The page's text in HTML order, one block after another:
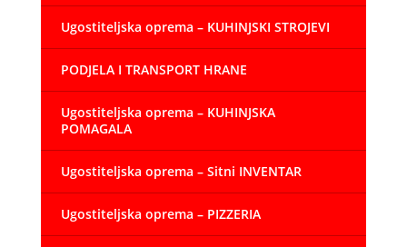
Ugostiteljska oprema – KUHINJSKI STROJEVI
PODJELA I TRANSPORT HRANE
Ugostiteljska oprema – KUHINJSKA
POMAGALA
Ugostiteljska oprema – Sitni INVENTAR
Ugostiteljska oprema – PIZZERIA